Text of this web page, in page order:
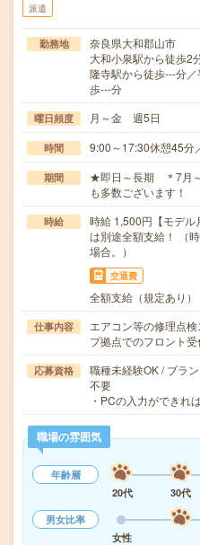
派遣
勤務地
奈良県大和郡山市
大和小泉駅から徒歩2
隆寺駅から徒歩---分
歩---分
曜日頻度 月～金 週5日
時間 9:00～17:30休憩45分
期間
★即日～長期 ＊7月
も多数ございます！
時給
時給 1,500円【モデ
は別途全額支給！ （
場合。）
交通費
全額支給（規定あり）
仕事内容
エアコン等の修理点
プ拠点でのフロント
応募資格
職種未経験OK / ブラ
不要
・PCの入力ができれ
職場の雰囲気
年齢層
20代
30代
男女比率
女性